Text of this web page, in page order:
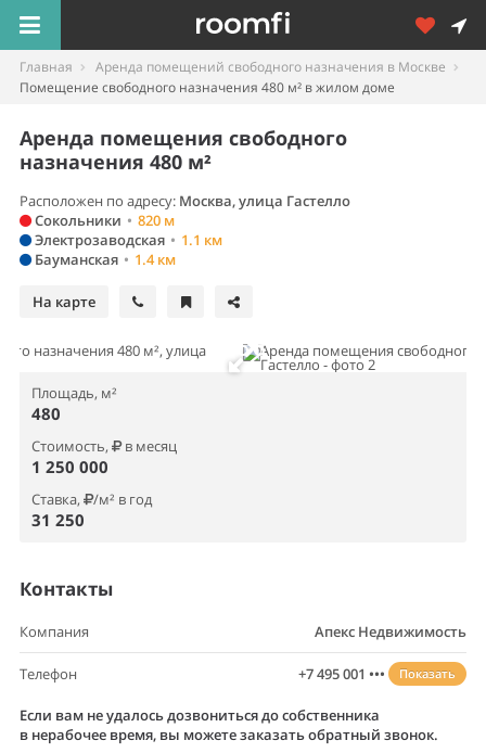
Главная
Аренда помещений свободного назначения в Москве
Помещение свободного назначения 480 м² в жилом доме
Аренда помещения свободного
назначения 480 м²
Расположен по адресу: Москва, улица Гастелло
Сокольники • 820 м
Электрозаводская • 1.1 км
Бауманская • 1.4 км
На карте
Площадь, м²
480
Стоимость, в месяц
1 250 000
Ставка, /м² в год
31 250
Контакты
Компания Апекс Недвижимость
Телефон +7 495 001 ••• Показать
Если вам не удалось дозвониться до собственника
в нерабочее время, вы можете заказать обратный звонок.